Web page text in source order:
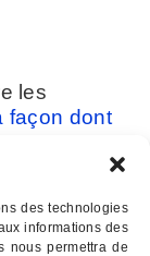
des technologies
informations des
nous permettra de
les
façon dont
sont